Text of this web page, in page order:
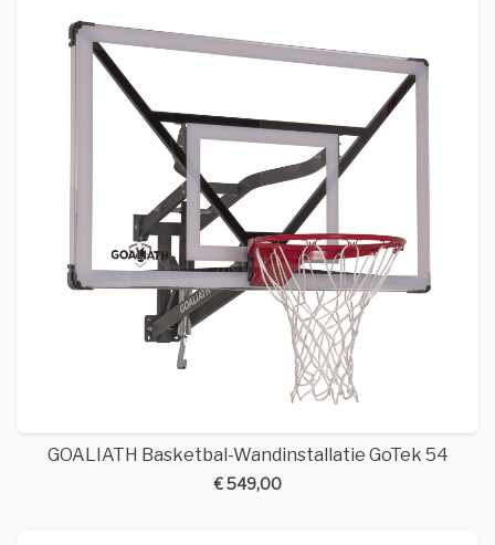
GOALIATH Basketbal-Wandinstallatie GoTek 54
€ 549,00